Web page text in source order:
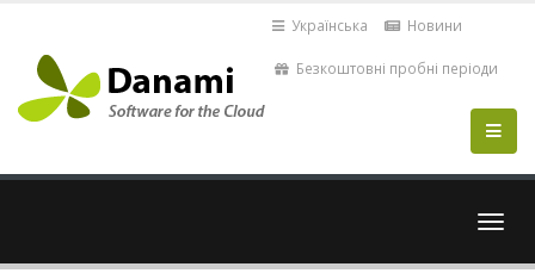
Українська Новини
Безкоштовні пробні періоди